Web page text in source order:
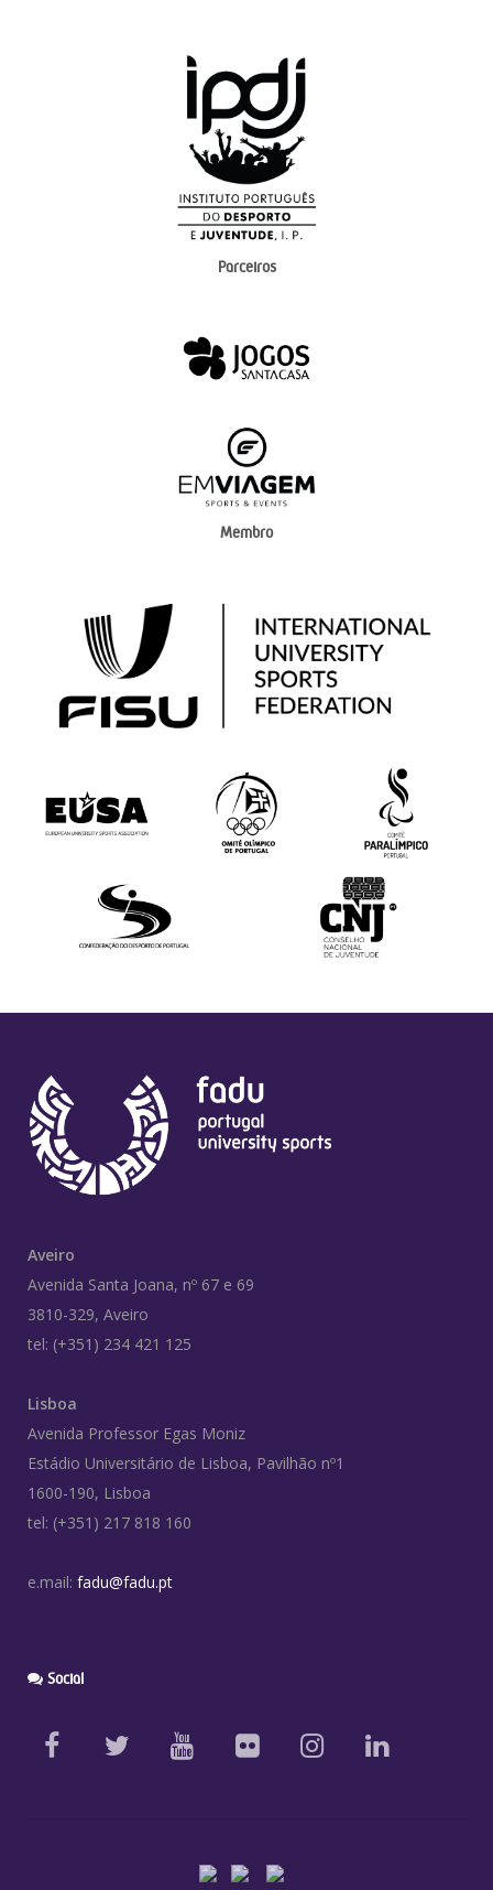
Parceiros
Membro
Aveiro
Avenida Santa Joana, nº 67 e 69
3810-329, Aveiro
tel: (+351) 234 421 125
Lisboa
Avenida Professor Egas Moniz
Estádio Universitário de Lisboa, Pavilhão nº1
1600-190, Lisboa
tel: (+351) 217 818 160
e.mail: fadu@fadu.pt
Social